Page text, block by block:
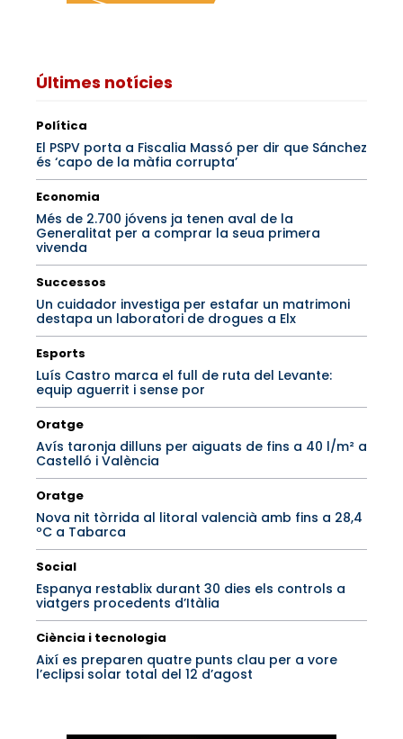
Últimes notícies
Política
El PSPV porta a Fiscalia Massó per dir que Sánchez
és ‘capo de la màfia corrupta’
Economia
Més de 2.700 jóvens ja tenen aval de la
Generalitat per a comprar la seua primera
vivenda
Successos
Un cuidador investiga per estafar un matrimoni
destapa un laboratori de drogues a Elx
Esports
Luís Castro marca el full de ruta del Levante:
equip aguerrit i sense por
Oratge
Avís taronja dilluns per aiguats de fins a 40 l/m² a
Castelló i València
Oratge
Nova nit tòrrida al litoral valencià amb fins a 28,4
ºC a Tabarca
Social
Espanya restablix durant 30 dies els controls a
viatgers procedents d’Itàlia
Ciència i tecnologia
Així es preparen quatre punts clau per a vore
l’eclipsi solar total del 12 d’agost